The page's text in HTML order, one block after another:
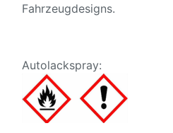
Fahrzeugdesigns.
Autolackspray: